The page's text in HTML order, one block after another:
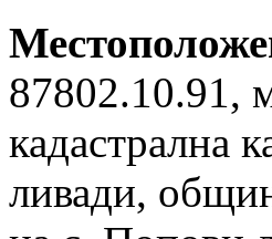
87802.10.91,
кадастрална
ливади,